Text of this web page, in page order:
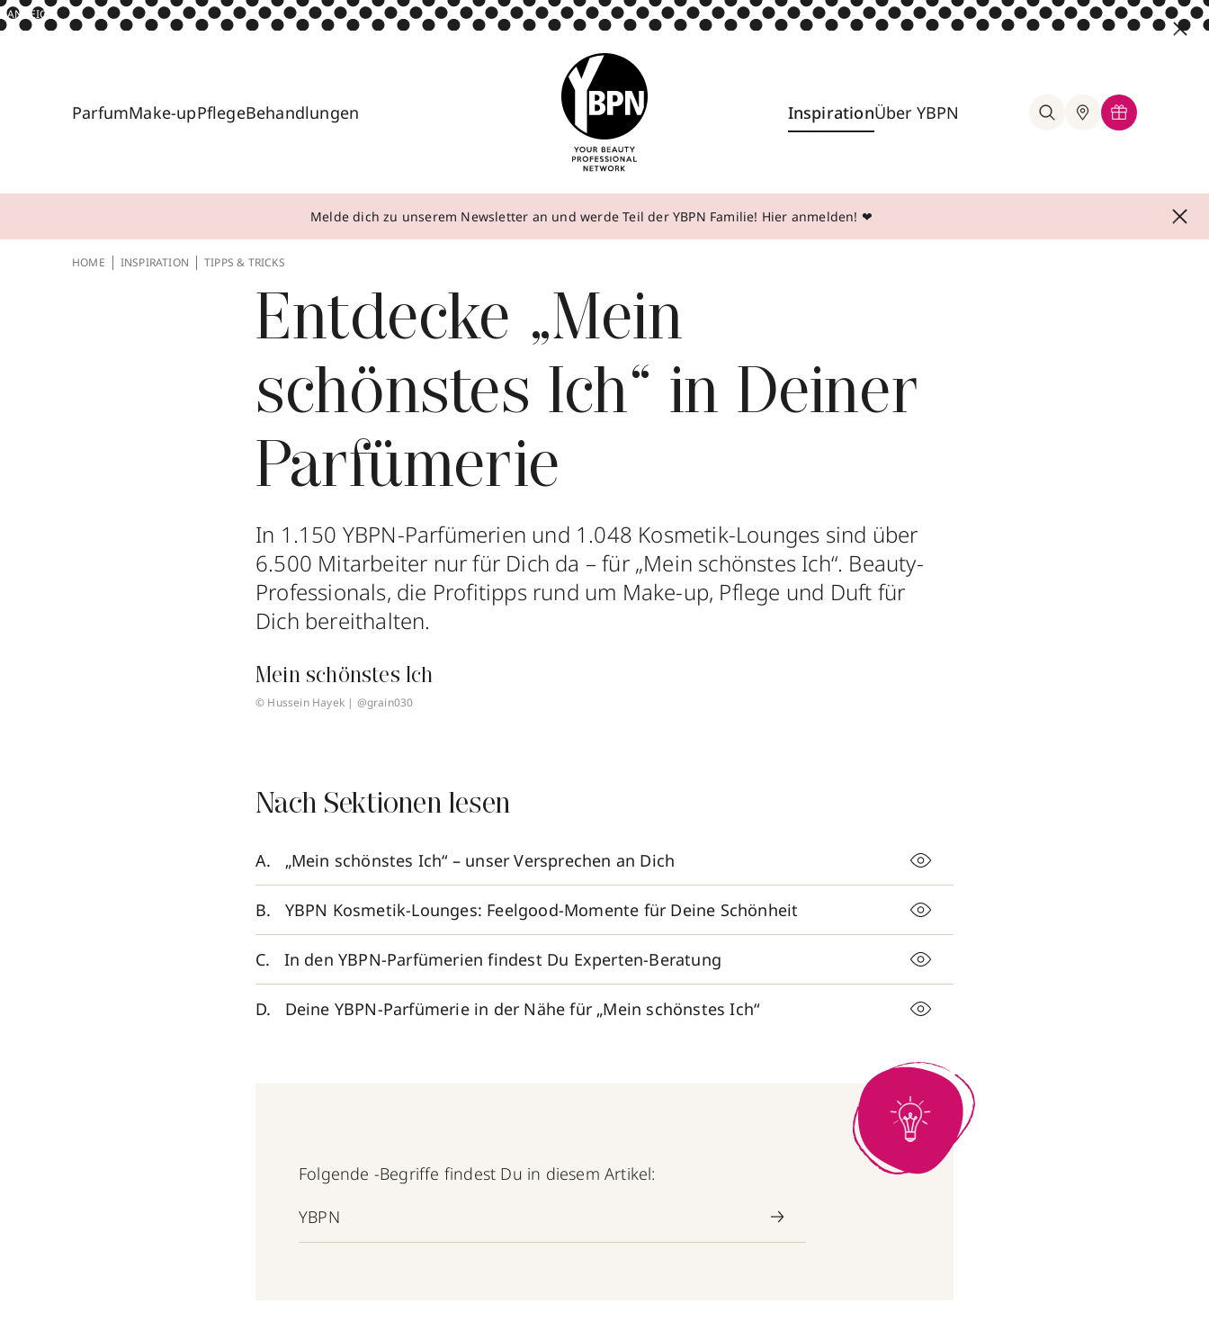
ANZEIGE
ParfumMake-upPflegeBehandlungen InspirationÜber YBPN
Melde dich zu unserem Newsletter an und werde Teil der YBPN Familie! Hier anmelden! ❤
HOME INSPIRATION TIPPS & TRICKS
Entdecke „Mein
schönstes Ich“ in Deiner
Parfümerie
In 1.150 YBPN-Parfümerien und 1.048 Kosmetik-Lounges sind über
6.500 Mitarbeiter nur für Dich da – für „Mein schönstes Ich“. Beauty-
Professionals, die Profitipps rund um Make-up, Pflege und Duft für
Dich bereithalten.
Mein schönstes Ich
© Hussein Hayek | @grain030
Nach Sektionen lesen
„Mein schönstes Ich“ – unser Versprechen an Dich
YBPN Kosmetik-Lounges: Feelgood-Momente für Deine Schönheit
In den YBPN-Parfümerien findest Du Experten-Beratung
Deine YBPN-Parfümerie in der Nähe für „Mein schönstes Ich“
Folgende -Begriffe findest Du in diesem Artikel:
YBPN